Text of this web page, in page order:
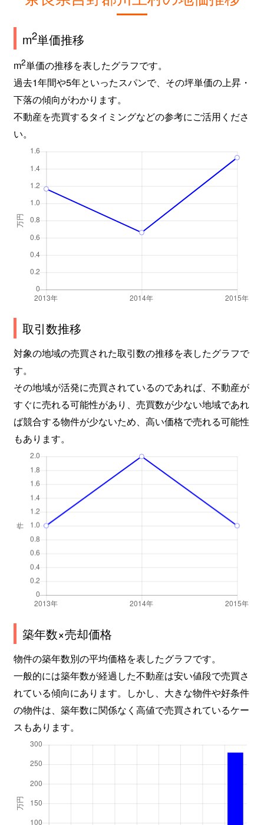
m2単価推移
m2単価の推移を表したグラフです。
過去1年間や5年といったスパンで、その坪単価の上昇・
下落の傾向がわかります。
不動産を売買するタイミングなどの参考にご活用くださ
い。
取引数推移
対象の地域の売買された取引数の推移を表したグラフで
す。
その地域が活発に売買されているのであれば、不動産が
すぐに売れる可能性があり、売買数が少ない地域であれ
ば競合する物件が少ないため、高い価格で売れる可能性
もあります。
築年数×売却価格
物件の築年数別の平均価格を表したグラフです。
一般的には築年数が経過した不動産は安い値段で売買さ
れている傾向にあります。しかし、大きな物件や好条件
の物件は、築年数に関係なく高値で売買されているケー
スもあります。